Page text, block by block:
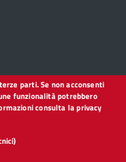
parti. Se non acconsenti
funzionalità potrebbero
consulta la privacy